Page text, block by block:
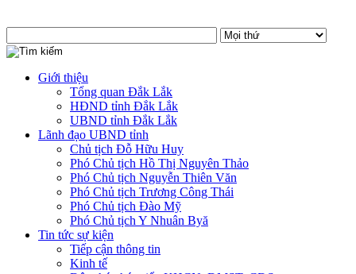
Giới thiệu
Tổng quan Đắk Lắk
HĐND tỉnh Đắk Lắk
UBND tỉnh Đắk Lắk
Lãnh đạo UBND tỉnh
Chủ tịch Đỗ Hữu Huy
Phó Chủ tịch Hồ Thị Nguyên Thảo
Phó Chủ tịch Nguyễn Thiên Văn
Phó Chủ tịch Trương Công Thái
Phó Chủ tịch Đào Mỹ
Phó Chủ tịch Y Nhuân Byă
Tin tức sự kiện
Tiếp cận thông tin
Kinh tế